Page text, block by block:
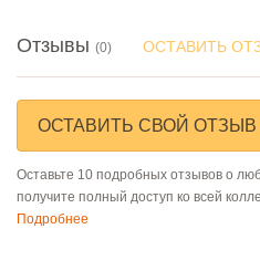
Отзывы (0) ОСТАВИТЬ
ОСТАВИТЬ СВОЙ ОТЗЫВ
Оставьте 10 подробных отзывов о
получите полный доступ ко всей
Подробнее